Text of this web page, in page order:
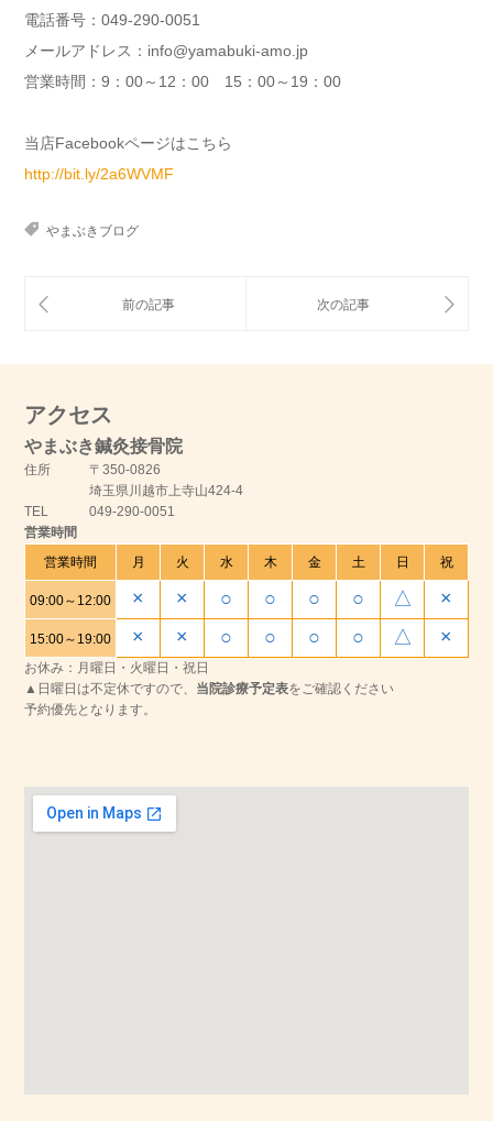
電話番号：049-290-0051
メールアドレス：info@yamabuki-amo.jp
営業時間：9：00～12：00 15：00～19：00
当店Facebookページはこちら
http://bit.ly/2a6WVMF
やまぶきブログ
アクセス
やまぶき鍼灸接骨院
住所
〒350-0826
埼玉県川越市上寺山424-4
TEL
049-290-0051
営業時間
営業時間
月 火 水 木 金 土 日 祝
09:00～12:00 × × ○ ○ ○ ○ △ ×
15:00～19:00 × × ○ ○ ○ ○ △ ×
お休み：月曜日・火曜日・祝日
▲日曜日は不定休ですので、 当院診療予定表をご確認ください
予約優先となります。